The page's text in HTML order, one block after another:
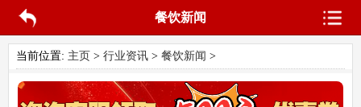
餐饮新闻
当前位置: 主页 > 行业资讯> 餐饮新闻 >